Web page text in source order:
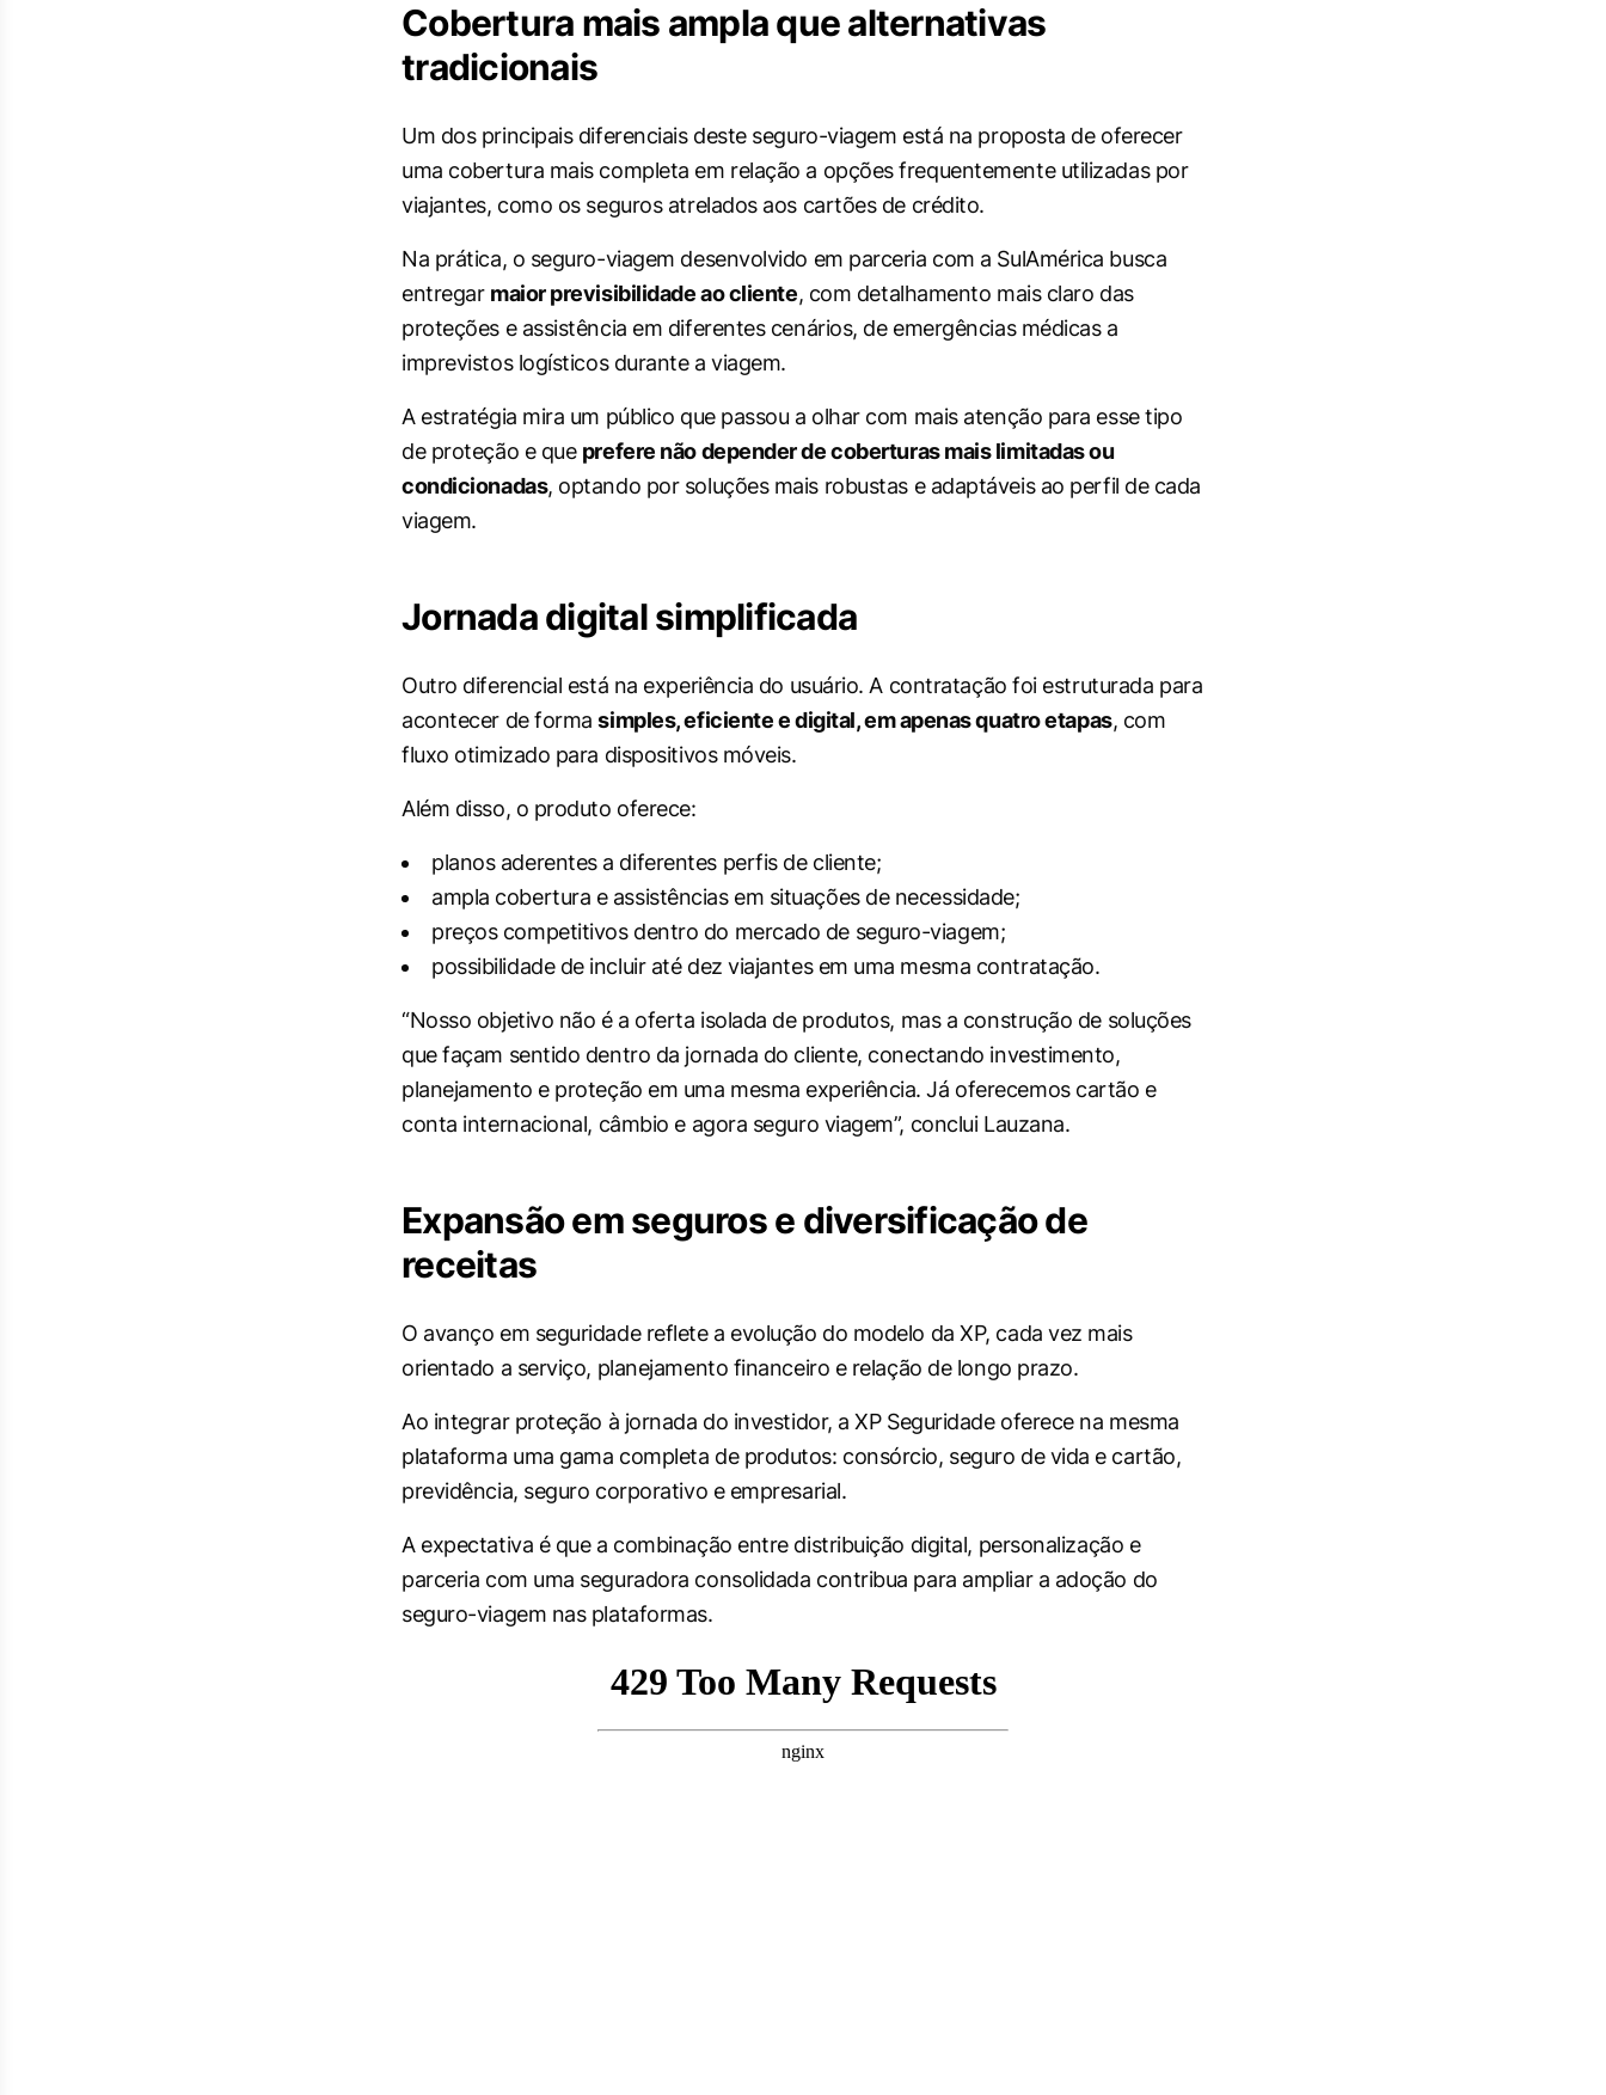
Cobertura mais ampla que alternativas
tradicionais
Um dos principais diferenciais deste seguro-viagem está na proposta de oferecer
uma cobertura mais completa em relação a opções frequentemente utilizadas por
viajantes, como os seguros atrelados aos cartões de crédito.
Na prática, o seguro-viagem desenvolvido em parceria com a SulAmérica busca
entregar maior previsibilidade ao cliente, com detalhamento mais claro das
proteções e assistência em diferentes cenários, de emergências médicas a
imprevistos logísticos durante a viagem.
A estratégia mira um público que passou a olhar com mais atenção para esse tipo
de proteção e que prefere não depender de coberturas mais limitadas ou
condicionadas, optando por soluções mais robustas e adaptáveis ao perfil de cada
viagem.
Jornada digital simplificada
Outro diferencial está na experiência do usuário. A contratação foi estruturada para
acontecer de formasimples, eficiente e digital, em apenas quatro etapas, com
fluxo otimizado para dispositivos móveis.
Além disso, o produto oferece:
planos aderentes a diferentes perfis de cliente;
ampla cobertura e assistências em situações de necessidade;
preços competitivos dentro do mercado de seguro-viagem;
possibilidade de incluir até dez viajantes em uma mesma contratação.
“Nosso objetivo não é a oferta isolada de produtos, mas a construção de soluções
que façam sentido dentro da jornada do cliente, conectando investimento,
planejamento e proteção em uma mesma experiência. Já oferecemos cartão e
conta internacional, câmbio e agora seguro viagem”, conclui Lauzana.
Expansão em seguros e diversificação de
receitas
O avanço em seguridade reflete a evolução do modelo da XP, cada vez mais
orientado a serviço, planejamento financeiro e relação de longo prazo.
Ao integrar proteção à jornada do investidor, a XP Seguridade oferece na mesma
plataforma uma gama completa de produtos: consórcio, seguro de vida e cartão,
previdência, seguro corporativo e empresarial.
A expectativa é que a combinação entre distribuição digital, personalização e
parceria com uma seguradora consolidada contribua para ampliar a adoção do
seguro-viagem nas plataformas.